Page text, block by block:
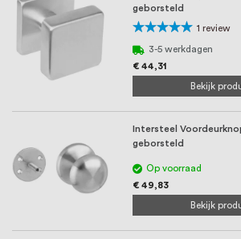
geborsteld
Waardering:
100%
1 review
3-5 werkdagen
€ 44,31
Bekijk
Intersteel
geborsteld
Op voorraad
€ 49,83
Bekijk